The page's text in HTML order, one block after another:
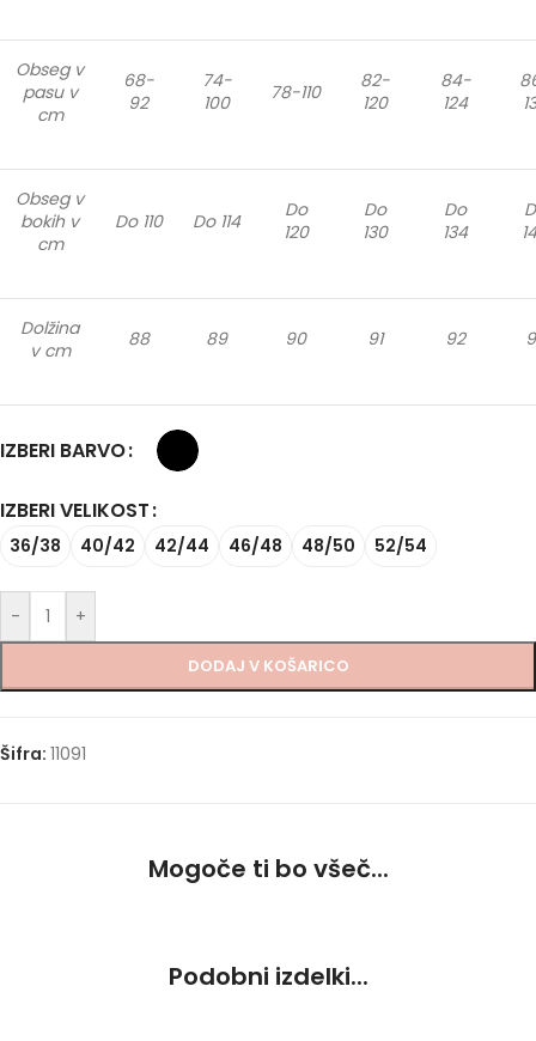
Obseg v
pasu v
cm
68-
92
74-
100
78-110
82-
120
84-
124
Obseg v
bokih v
cm
Do 110 Do 114
Do
120
Do
130
Do
134
Dolžina
v cm
88 89 90 91 92
IZBERI BARVO
IZBERI VELIKOST
36/38 40/42 42/44 46/48 48/50 52/54
- +
DODAJ V KOŠARICO
Šifra: 11091
Mogoče ti bo všeč...
Podobni izdelki...